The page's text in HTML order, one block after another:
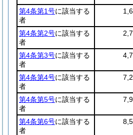
第4条第1号に該当する
者
第4条第2号に該当する
者
第4条第3号に該当する
者
第4条第4号に該当する
者
第4条第5号に該当する
者
第4条第6号に該当する
者